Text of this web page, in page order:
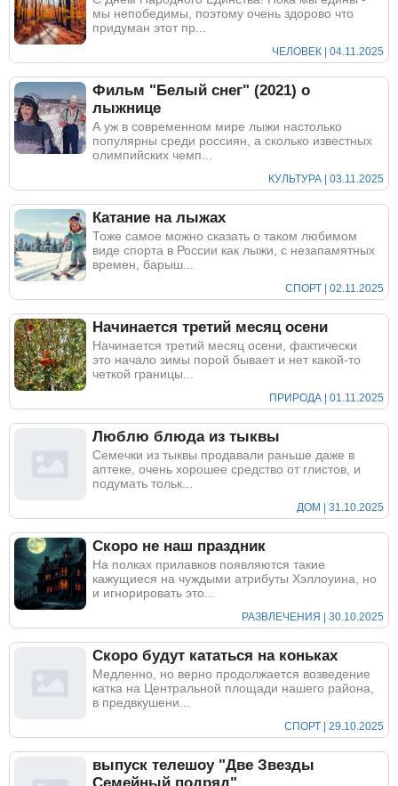
мы непобедимы, поэтому очень здорово что
придуман этот пр...
ЧЕЛОВЕК | 04.11.2025
Фильм "Белый снег" (2021) о
лыжнице
А уж в современном мире лыжи настолько
популярны среди россиян, а сколько известных
олимпийских чемп...
КУЛЬТУРА | 03.11.2025
Катание на лыжах
Тоже самое можно сказать о таком любимом
виде спорта в России как лыжи, с незапамятных
времен, барыш...
СПОРТ | 02.11.2025
Начинается третий месяц осени
Начинается третий месяц осени, фактически
это начало зимы порой бывает и нет какой-то
четкой границы...
ПРИРОДА | 01.11.2025
Люблю блюда из тыквы
Семечки из тыквы продавали раньше даже в
аптеке, очень хорошее средство от глистов, и
подумать тольк...
ДОМ | 31.10.2025
Скоро не наш праздник
На полках прилавков появляются такие
кажущиеся на чуждыми атрибуты Хэллоуина, но
и игнорировать это...
РАЗВЛЕЧЕНИЯ | 30.10.2025
Скоро будут кататься на коньках
Медленно, но верно продолжается возведение
катка на Центральной площади нашего района,
в предвкушени...
СПОРТ | 29.10.2025
выпуск телешоу "Две Звезды